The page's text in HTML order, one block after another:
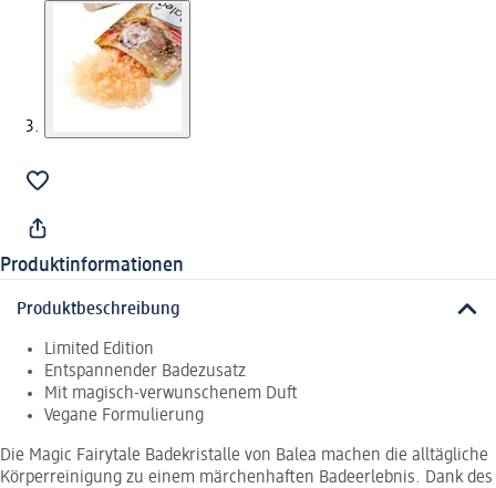
Produktinformationen
Produktbeschreibung
Limited Edition
Entspannender Badezusatz
Mit magisch-verwunschenem Duft
Vegane Formulierung
Die Magic Fairytale Badekristalle von Balea machen die alltägliche
Körperreinigung zu einem märchenhaften Badeerlebnis. Dank des